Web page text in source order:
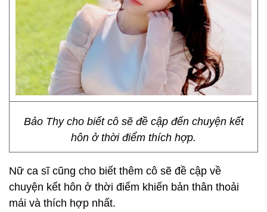
Bảo Thy cho biết cô sẽ đề cập đến chuyện kết
hôn ở thời điểm thích hợp.
Nữ ca sĩ cũng cho biết thêm cô sẽ đề cập về
chuyện kết hôn ở thời điểm khiến bản thân thoải
mái và thích hợp nhất.